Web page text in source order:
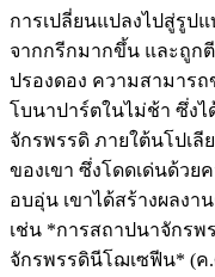
การเปลี่ยนแปลงไปสู่รูป
จากกรีกมากขึ้น และถูก
ปรองดอง ความสามาร
โบนาปาร์ตในไม่ช้า ซึ่งไ
จักรพรรดิ ภายใต้นโปเ
ของเขา ซึ่งโดดเด่นด้ว
อบอุ่น เขาได้สร้างผลงา
เช่น *การสถาปนาจักรพ
จักรพรรดินีโฌเซฟีน* (ค.